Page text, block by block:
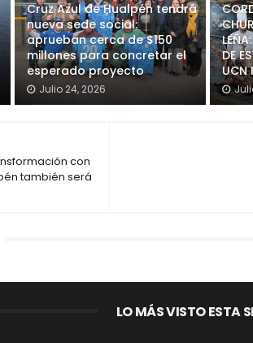
Cruz Azul de Hualpén tendrá
nueva sede social:
aprueban cerca de $150
millones para concretar el
esperado proyecto
Julio 24, 2026
DE
UCN
con
también será
LO MÁS VISTO ESTA